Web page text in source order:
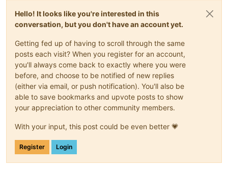
Hello! It looks like you're interested in this
conversation, but you don't have an account yet.
Getting fed up of having to scroll through the same
posts each visit? When you register for an account,
you'll always come back to exactly where you were
before, and choose to be notified of new replies
(either via email, or push notification). You'll also be
able to save bookmarks and upvote posts to show
your appreciation to other community members.
With your input, this post could be even better 💗
Register Login